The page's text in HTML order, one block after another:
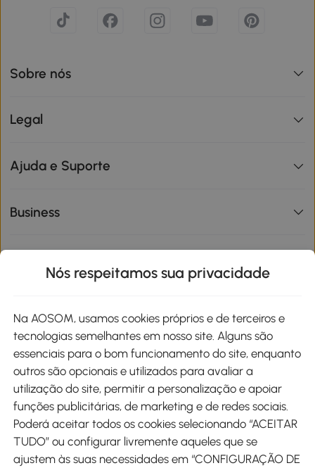
Sobre nós
Legal
Ajuda e Suporte
Business
Métodos de pagamento
Envio
Nós respeitamos sua privacidade
Na AOSOM, usamos cookies próprios e de terceiros e
tecnologias semelhantes em nosso site. Alguns são
essenciais para o bom funcionamento do site, enquanto
outros são opcionais e utilizados para avaliar a
utilização do site, permitir a personalização e apoiar
funções publicitárias, de marketing e de redes sociais.
Poderá aceitar todos os cookies selecionando “ACEITAR
TUDO” ou configurar livremente aqueles que se
ajustem às suas necessidades em “CONFIGURAÇÃO DE